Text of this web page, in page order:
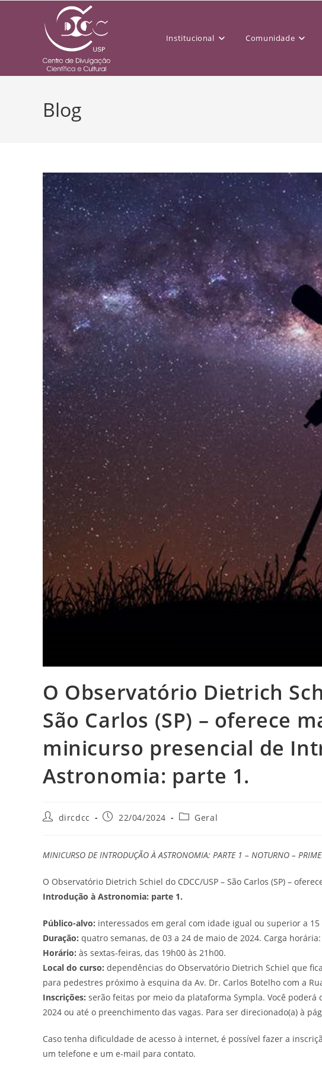
Institucional Comunidade
Blog
O Observatório Dietrich
São Carlos (SP) – oferece
minicurso presencial de
Astronomia: parte 1.
dircdcc 22/04/2024 Geral
MINICURSO DE INTRODUÇÃO À ASTRONOMIA: PARTE 1 – NOTURNO –
O Observatório Dietrich Schiel do CDCC/USP – São Carlos (SP) –
Introdução à Astronomia: parte 1.
Público-alvo: interessados em geral com idade igual ou superior a
Duração: quatro semanas, de 03 a 24 de maio de 2024. Carga
Horário: às sextas-feiras, das 19h00 às 21h00.
Local do curso: dependências do Observatório Dietrich Schiel que
para pedestres próximo à esquina da Av. Dr. Carlos Botelho com a
Inscrições: serão feitas por meio da plataforma Sympla. Você
2024 ou até o preenchimento das vagas. Para ser direcionado(a) à
Caso tenha dificuldade de acesso à internet, é possível fazer a
um telefone e um e-mail para contato.